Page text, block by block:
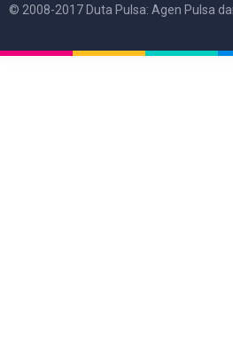
© 2008-2017 Duta Pulsa: Agen Pulsa